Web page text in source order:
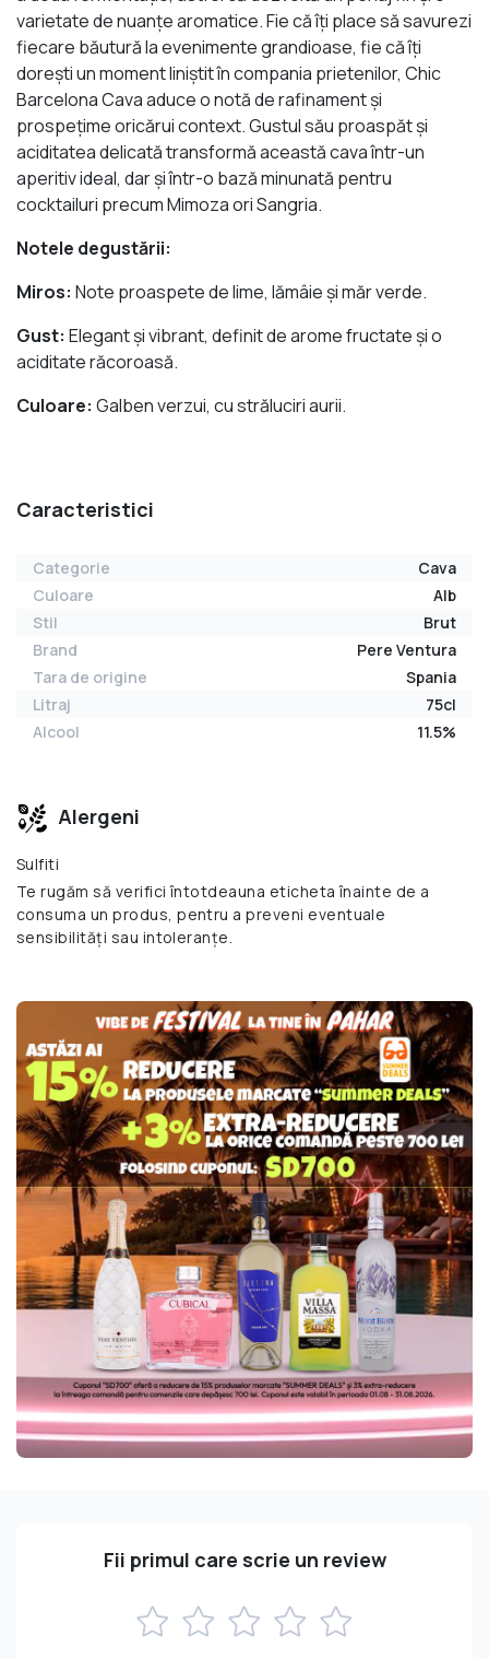
varietate de nuanțe aromatice. Fie că îți place să savurezi
fiecare băutură la evenimente grandioase, fie că îți
dorești un moment liniștit în compania prietenilor, Chic
Barcelona Cava aduce o notă de rafinament și
prospețime oricărui context. Gustul său proaspăt și
aciditatea delicată transformă această cava într-un
aperitiv ideal, dar și într-o bază minunată pentru
cocktailuri precum Mimoza ori Sangria.
Notele degustării:
Miros: Note proaspete de lime, lămâie și măr verde.
Gust: Elegant și vibrant, definit de arome fructate și o
aciditate răcoroasă.
Culoare: Galben verzui, cu străluciri aurii.
Caracteristici
Categorie
Cava
Culoare
Alb
Stil
Brut
Brand
Pere Ventura
Tara de origine
Spania
Litraj
75cl
Alcool
11.5%
Alergeni
Sulfiti
Te rugăm să verifici întotdeauna eticheta înainte de a
consuma un produs, pentru a preveni eventuale
sensibilități sau intoleranțe.
Fii primul care scrie un review